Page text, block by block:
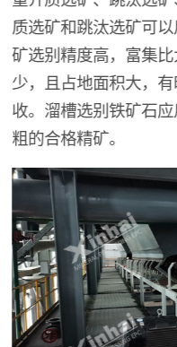
质选矿和跳汰选矿可
矿选别精度高，富集
少，且占地面积大，
收。溜槽选别铁矿石
粗的合格精矿。